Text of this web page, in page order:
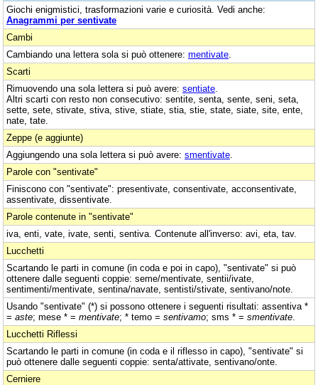
Giochi enigmistici, trasformazioni varie e curiosità. Vedi anche:
Anagrammi per sentivate
Cambi
Cambiando una lettera sola si può ottenere: mentivate
Scarti
Rimuovendo una sola lettera si può avere: sentiate
Altri scarti con resto non consecutivo: sentite, senta, sente, seni, seta,
sette, sete, stivate, stiva, stive, stiate, stia, stie, state, siate, site, ente,
nate, tate.
Zeppe (e aggiunte)
Aggiungendo una sola lettera si può avere: smentivate
Parole con "sentivate"
Finiscono con "sentivate": presentivate, consentivate, acconsentivate,
assentivate, dissentivate.
Parole contenute in "sentivate"
iva, enti, vate, ivate, senti, sentiva. Contenute all'inverso: avi, eta, tav.
Lucchetti
Scartando le parti in comune (in coda e poi in capo), "sentivate" si può
ottenere dalle seguenti coppie: seme/mentivate, sentii/ivate,
sentimenti/mentivate, sentina/navate, sentisti/stivate, sentivano/note.
Usando "sentivate" (*) si possono ottenere i seguenti risultati: assentiva *
= aste; mese * = mentivate; * temo = sentivamo; sms * = smentivate
Lucchetti Riflessi
Scartando le parti in comune (in coda e il riflesso in capo), "sentivate" si
può ottenere dalle seguenti coppie: senta/attivate, sentivano/onte.
Cerniere